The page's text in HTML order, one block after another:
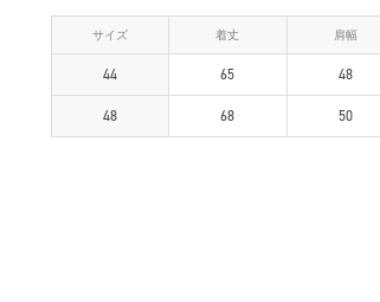
サイズ 着丈 肩幅
44 65 48
48 68 50